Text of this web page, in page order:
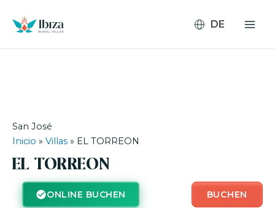
Inhalt
springen
San José
Inicio » Villas » EL TORREON
EL TORREON
ONLINE BUCHEN BUCHEN